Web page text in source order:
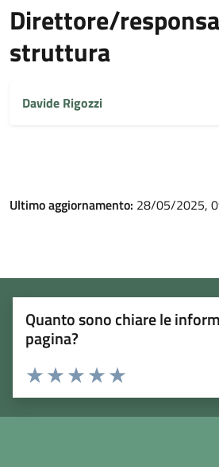
Direttore/
struttura
Davide Rigozzi
Ultimo aggiornamento: 28/05/2025,
Quanto sono chiare le
pagina?
Rating:
Valuta 5 stelle su 5
Valuta 4 stelle su 5
Valuta 3 stelle su 5
Valuta 2 stelle su 5
Valuta 1 stelle su 5